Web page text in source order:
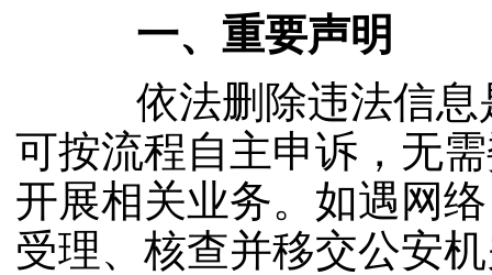
一、重要声明
依法删除违法信息
可按流程自主申诉，无
开展相关业务。如遇网
受理、核查并移交公安